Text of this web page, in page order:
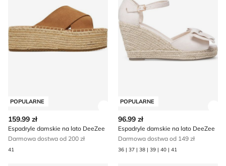
POPULARNE
159.99 zł
Espadryle damskie na lato DeeZee
Darmowa dostwa od 200 zł
41
POPULARNE
96.99 zł
Espadryle damskie na lato DeeZee
Darmowa dostwa od 149 zł
36 | 37 | 38 | 39 | 40 | 41